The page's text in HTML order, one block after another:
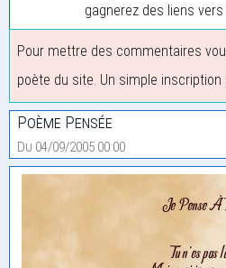
gagnerez des liens vers
Pour mettre des commentaires
poète du site. Un simple inscription
Poème Pensée
Du 04/09/2005 00:00